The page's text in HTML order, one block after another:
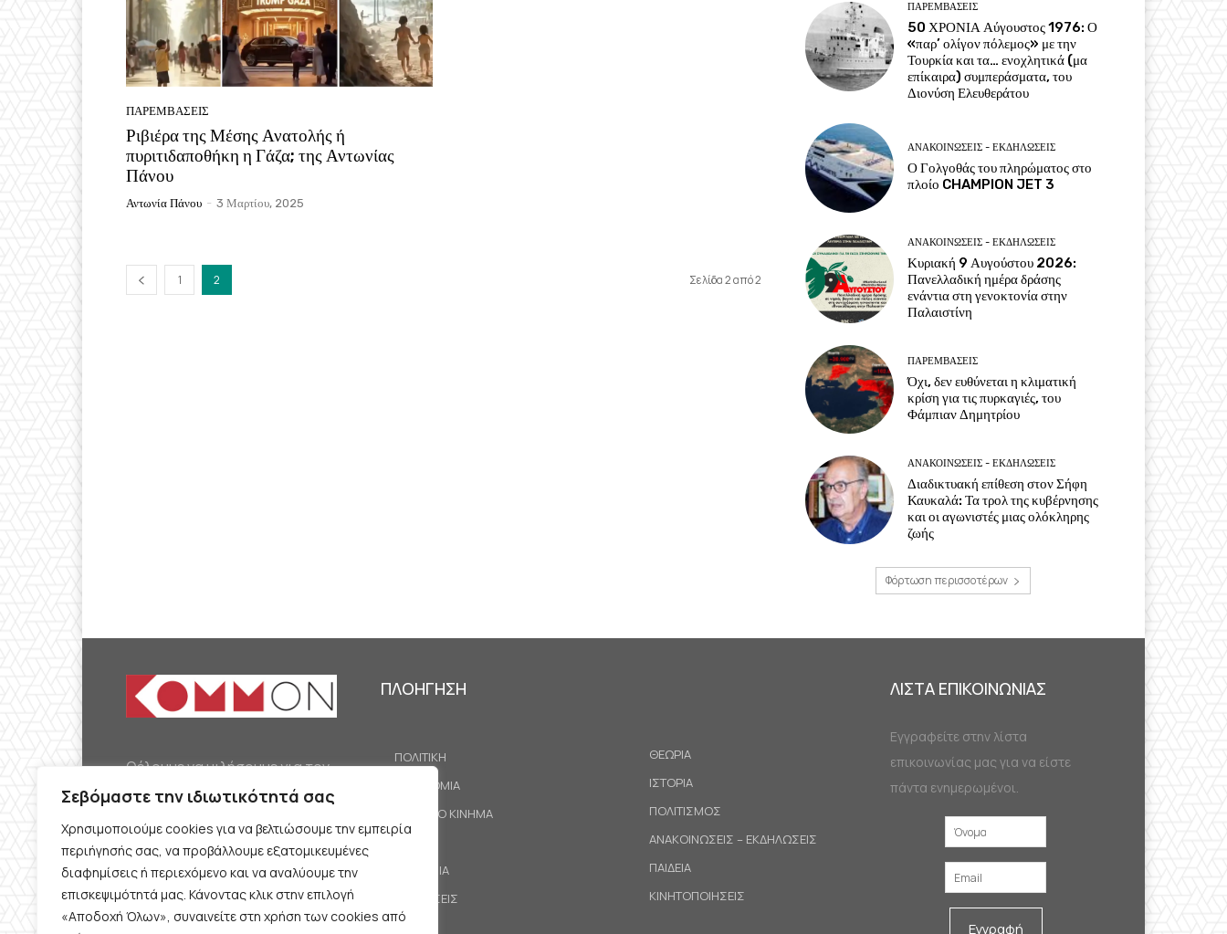
Σεβόμαστε την ιδιωτικότητά σας
Χρησιμοποιούμε cookies για να βελτιώσουμε την εμπειρία
περιήγησής σας, να προβάλλουμε εξατομικευμένες
διαφημίσεις ή περιεχόμενο και να αναλύουμε την
επισκεψιμότητά μας. Κάνοντας κλικ στην επιλογή
«Αποδοχή Όλων», συναινείτε στη χρήση των cookies από
ΠΑΡΕΜΒΑΣΕΙΣ
Ριβιέρα της Μέσης Ανατολής ή
πυριτιδαποθήκη η Γάζα; της Αντωνίας
Πάνου
Αντωνία Πάνου - 3 Μαρτίου, 2025
1 2 Σελίδα 2 από 2
ΠΑΡΕΜΒΑΣΕΙΣ
50 ΧΡΟΝΙΑ Αύγουστος 1976: Ο
«παρ’ ολίγον πόλεμος» με την
Τουρκία και τα… ενοχλητικά (μα
επίκαιρα) συμπεράσματα, του
Διονύση Ελευθεράτου
ΑΝΑΚΟΙΝΩΣΕΙΣ - ΕΚΔΗΛΩΣΕΙΣ
Ο Γολγοθάς του πληρώματος στο
πλοίο CHAMPION JET 3
ΑΝΑΚΟΙΝΩΣΕΙΣ - ΕΚΔΗΛΩΣΕΙΣ
Κυριακή 9 Αυγούστου 2026:
Πανελλαδική ημέρα δράσης
ενάντια στη γενοκτονία στην
Παλαιστίνη
ΠΑΡΕΜΒΑΣΕΙΣ
Όχι, δεν ευθύνεται η κλιματική
κρίση για τις πυρκαγιές, του
Φάμπιαν Δημητρίου
ΑΝΑΚΟΙΝΩΣΕΙΣ - ΕΚΔΗΛΩΣΕΙΣ
Διαδικτυακή επίθεση στον Σήφη
Καυκαλά: Τα τρολ της κυβέρνησης
και οι αγωνιστές μιας ολόκληρης
ζωής
Φόρτωση περισσοτέρων
Θέλουμε να μιλήσουμε για τον
κομμουνισμό της εποχής μας,
την αναγκαία αλλά όχι
δεδομένη προοπτική.
Θέλουμε να μιλήσουμε
ταυτόχρονα για την
καθημερινή επιβίωση και τον
ΠΛΟΗΓΗΣΗ
ΠΟΛΙΤΙΚΗ
ΟΙΚΟΝΟΜΙΑ
ΕΡΓΑΤΙΚΟ ΚΙΝΗΜΑ
ΚΟΙΝΩΝΙΑ
ΠΡΟΤΑΣΕΙΣ
ΘΕΩΡΙΑ
ΙΣΤΟΡΙΑ
ΠΟΛΙΤΙΣΜΟΣ
ΑΝΑΚΟΙΝΩΣΕΙΣ – ΕΚΔΗΛΩΣΕΙΣ
ΠΑΙΔΕΙΑ
ΚΙΝΗΤΟΠΟΙΗΣΕΙΣ
ΛΙΣΤΑ ΕΠΙΚΟΙΝΩΝΙΑΣ
Εγγραφείτε στην λίστα
επικοινωνίας μας για να είστε
πάντα ενημερωμένοι.
Εγγραφή